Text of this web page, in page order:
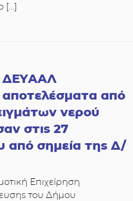
[…]
ΔΕΥΑΑΛ
αποτελέσματα από
νερού
στις 27
από σημεία της Δ/
Επιχείρηση
του Δήμου